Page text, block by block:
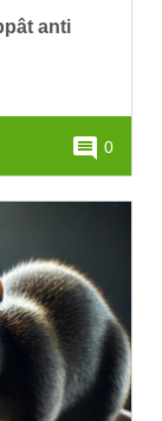
anti
comment 0